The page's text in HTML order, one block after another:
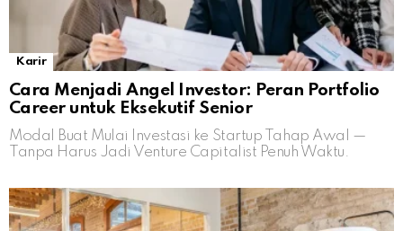
Karir
Cara Menjadi Angel Investor: Peran Portfolio
Career untuk Eksekutif Senior
Modal Buat Mulai Investasi ke Startup Tahap Awal —
Tanpa Harus Jadi Venture Capitalist Penuh Waktu.